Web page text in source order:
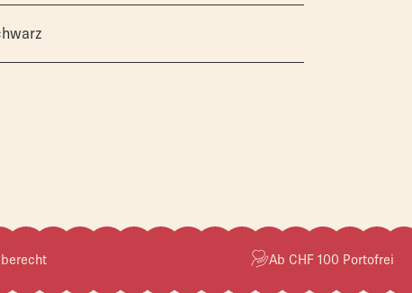
Ab CHF 100 Portofrei